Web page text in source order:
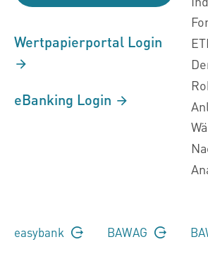
Wertpapierportal Login
eBanking Login
easybank BAWAG